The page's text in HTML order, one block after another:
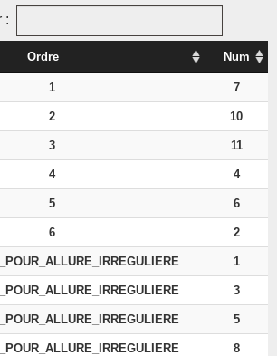
:
Ordre Num
1 7
2 10
3 11
4 4
5 6
6 2
1
3
5
8